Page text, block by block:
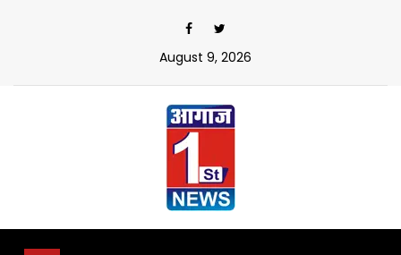
August 9, 2026